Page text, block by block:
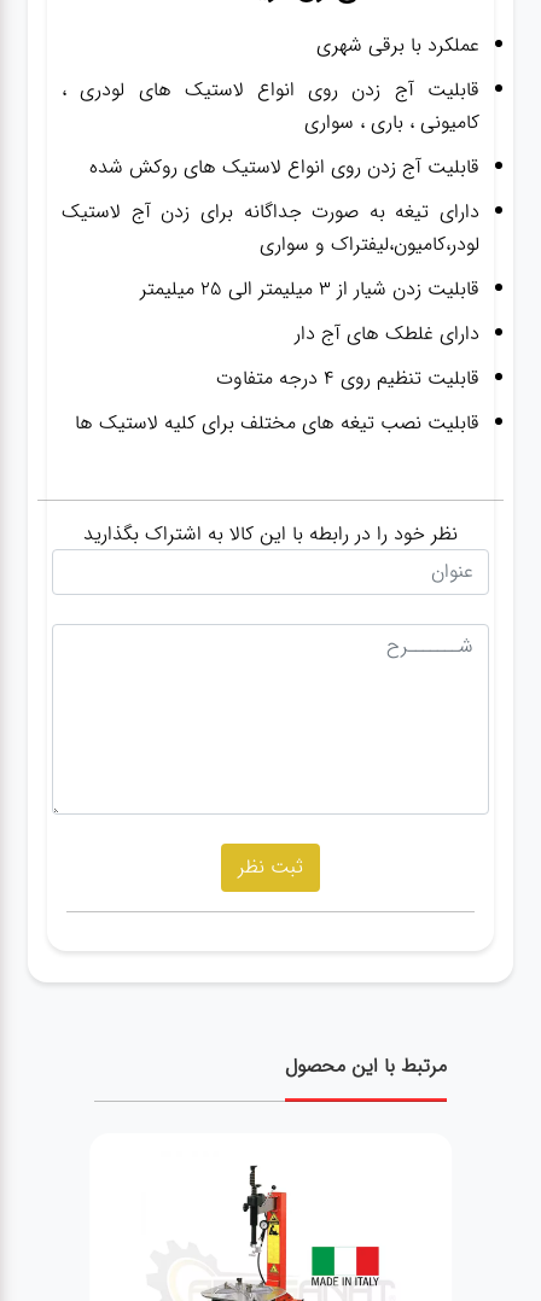
عملکرد با برقی شهری
قابلیت آج زدن روی انواع لاستیک های لودری ،
کامیونی ، باری ، سواری
قابلیت آج زدن روی انواع لاستیک های روکش شده
دارای تیغه به صورت جداگانه برای زدن آج لاستیک
لودر،کامیون،لیفتراک و سواری
قابلیت زدن شیار از 3 میلیمتر الی 25 میلیمتر
دارای غلطک های آج دار
قابلیت تنظیم روی 4 درجه متفاوت
قابلیت نصب تیغه های مختلف برای کلیه لاستیک ها
نظر خود را در رابطه با این کالا به اشتراک بگذارید
مرتبط با این محصول